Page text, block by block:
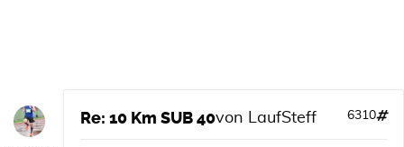
Re: 10 Km SUB 40 6310
von LaufSteff